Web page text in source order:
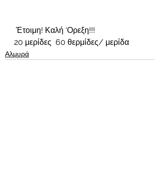
Έτοιμη! Καλή ‘Ορεξη!!!
20 μερίδες  60 θερμίδες/ μερίδα
Αλμυρά